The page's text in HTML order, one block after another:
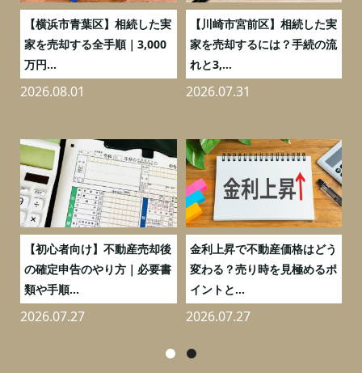
【横浜市青葉区】相続した実
家を売却する全手順｜3,000
万円...
2026.08.01
【川崎市宮前区】相続した実
家を売却するには？手続の流
れと3,...
2026.07.31
【初心者向け】不動産売却後
の確定申告のやり方｜必要書
類や手順...
2026.07.27
金利上昇で不動産価格はどう
変わる？売り時を見極めるポ
イントと...
2026.07.27